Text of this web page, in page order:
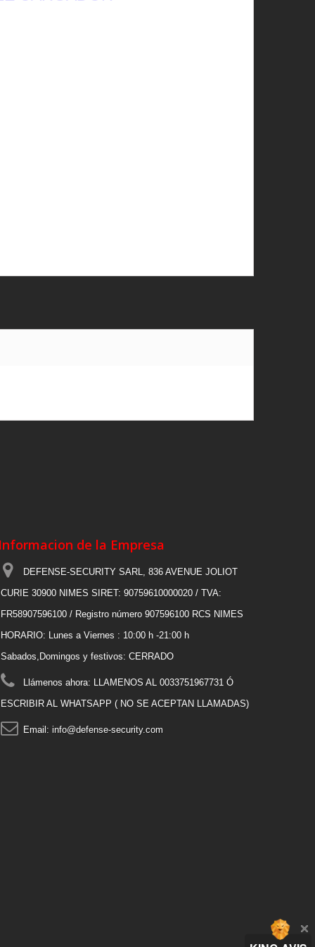
Informacion de la Empresa
DEFENSE-SECURITY SARL, 836 AVENUE JOLIOT
CURIE 30900 NIMES SIRET: 90759610000020 / TVA:
FR58907596100 / Registro número 907596100 RCS NIMES
HORARIO: Lunes a Viernes : 10:00 h -21:00 h
Sabados,Domingos y festivos: CERRADO
Llámenos ahora: LLAMENOS AL 0033751967731 Ó
ESCRIBIR AL WHATSAPP ( NO SE ACEPTAN LLAMADAS)
Email: info@defense-security.com